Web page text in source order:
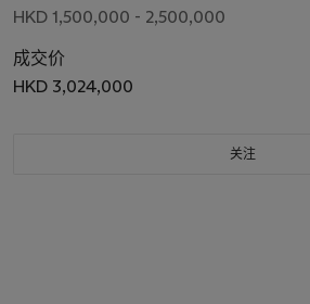
HKD 1,500,000 - 2,500,000
成交价
HKD 3,024,000
关注